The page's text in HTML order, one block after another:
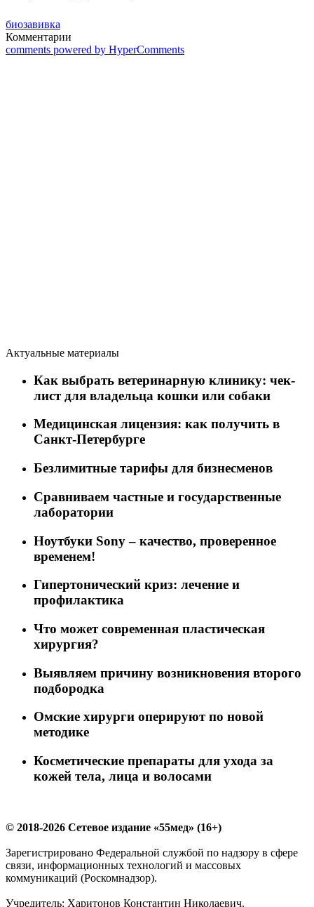
биозавивка
Комментарии
comments powered by HyperComments
Актуальные материалы
Как выбрать ветеринарную клинику: чек-
лист для владельца кошки или собаки
Медицинская лицензия: как получить в
Санкт-Петербурге
Безлимитные тарифы для бизнесменов
Сравниваем частные и государственные
лаборатории
Ноутбуки Sony – качество, проверенное
временем!
Гипертонический криз: лечение и
профилактика
Что может современная пластическая
хирургия?
Выявляем причину возникновения второго
подбородка
Омские хирурги оперируют по новой
методике
Косметические препараты для ухода за
кожей тела, лица и волосами
© 2018-2026 Сетевое издание «55мед» (16+)
Зарегистрировано Федеральной службой по надзору в сфере
связи, информационных технологий и массовых
коммуникаций (Роскомнадзор).
Учредитель: Харитонов Константин Николаевич.